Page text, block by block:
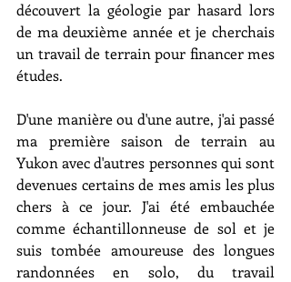
découvert la géologie par hasard lors
de ma deuxième année et je cherchais
un travail de terrain pour financer mes
études.
D'une manière ou d'une autre, j'ai passé
ma première saison de terrain au
Yukon avec d'autres personnes qui sont
devenues certains de mes amis les plus
chers à ce jour. J'ai été embauchée
comme échantillonneuse de sol et je
suis tombée amoureuse des longues
randonnées en solo, du travail